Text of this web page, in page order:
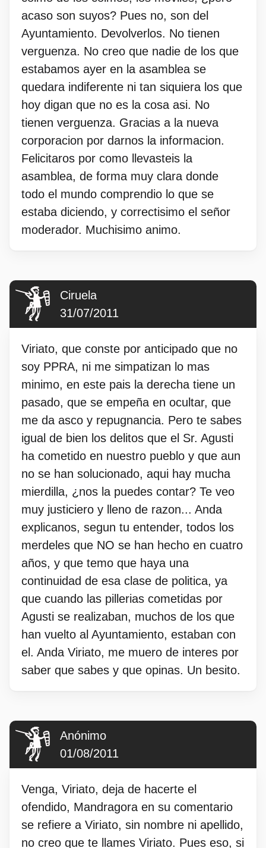
acaso son suyos? Pues no, son del
Ayuntamiento. Devolverlos. No tienen
verguenza. No creo que nadie de los que
estabamos ayer en la asamblea se
quedara indiferente ni tan siquiera los que
hoy digan que no es la cosa asi. No
tienen verguenza. Gracias a la nueva
corporacion por darnos la informacion.
Felicitaros por como llevasteis la
asamblea, de forma muy clara donde
todo el mundo comprendio lo que se
estaba diciendo, y correctisimo el señor
moderador. Muchisimo animo.
Ciruela
31/07/2011
Viriato, que conste por anticipado que no
soy PPRA, ni me simpatizan lo mas
minimo, en este pais la derecha tiene un
pasado, que se empeña en ocultar, que
me da asco y repugnancia. Pero te sabes
igual de bien los delitos que el Sr. Agusti
ha cometido en nuestro pueblo y que aun
no se han solucionado, aqui hay mucha
mierdilla, ¿nos la puedes contar? Te veo
muy justiciero y lleno de razon... Anda
explicanos, segun tu entender, todos los
merdeles que NO se han hecho en cuatro
años, y que temo que haya una
continuidad de esa clase de politica, ya
que cuando las pillerias cometidas por
Agusti se realizaban, muchos de los que
han vuelto al Ayuntamiento, estaban con
el. Anda Viriato, me muero de interes por
saber que sabes y que opinas. Un besito.
Anónimo
01/08/2011
Venga, Viriato, deja de hacerte el
ofendido, Mandragora en su comentario
se refiere a Viriato, sin nombre ni apellido,
no creo que te llames Viriato. Pues eso, si